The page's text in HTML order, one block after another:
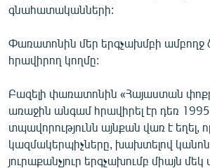
«Ազատության» բոլոր կայքերը
գնահատականների:
Փառատոնին մեր երգչախմբի ամբողջ
հրավիրող կողմը:
Բազելի փառատոնին «Հայաստան
առաջին անգամ հրավիրել էր դեռ
տպավորությունն այնքան վառ է
կազմակերպիչները, խախտելով
յուրաքանչյուր երգչախումբ միայն